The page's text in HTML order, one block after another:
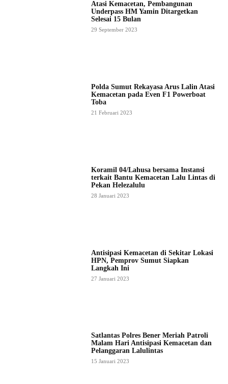
Atasi Kemacetan, Pembangunan
Underpass HM Yamin Ditargetkan
Selesai 15 Bulan
29 September 2023
Polda Sumut Rekayasa Arus Lalin Atasi
Kemacetan pada Even F1 Powerboat
Toba
21 Februari 2023
Koramil 04/Lahusa bersama Instansi
terkait Bantu Kemacetan Lalu Lintas di
Pekan Helezalulu
28 Januari 2023
Antisipasi Kemacetan di Sekitar Lokasi
HPN, Pemprov Sumut Siapkan
Langkah Ini
27 Januari 2023
Satlantas Polres Bener Meriah Patroli
Malam Hari Antisipasi Kemacetan dan
Pelanggaran Lalulintas
15 Januari 2023